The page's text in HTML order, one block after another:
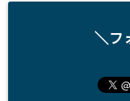
＼フ